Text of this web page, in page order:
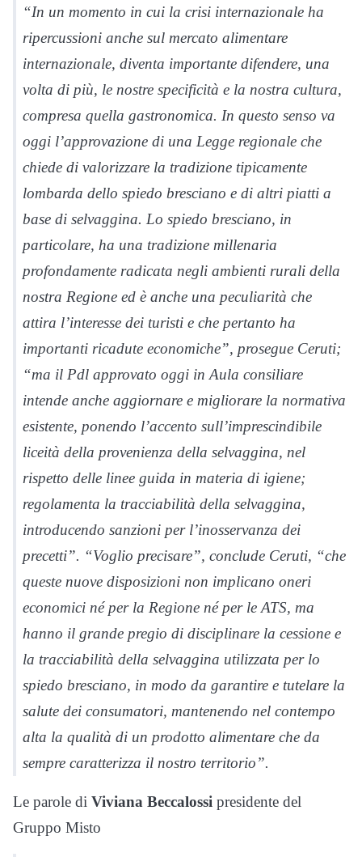
“In un momento in cui la crisi internazionale ha
ripercussioni anche sul mercato alimentare
internazionale, diventa importante difendere, una
volta di più, le nostre specificità e la nostra cultura,
compresa quella gastronomica. In questo senso va
oggi l’approvazione di una Legge regionale che
chiede di valorizzare la tradizione tipicamente
lombarda dello spiedo bresciano e di altri piatti a
base di selvaggina. Lo spiedo bresciano, in
particolare, ha una tradizione millenaria
profondamente radicata negli ambienti rurali della
nostra Regione ed è anche una peculiarità che
attira l’interesse dei turisti e che pertanto ha
importanti ricadute economiche”, prosegue Ceruti;
“ma il Pdl approvato oggi in Aula consiliare
intende anche aggiornare e migliorare la normativa
esistente, ponendo l’accento sull’imprescindibile
liceità della provenienza della selvaggina, nel
rispetto delle linee guida in materia di igiene;
regolamenta la tracciabilità della selvaggina,
introducendo sanzioni per l’inosservanza dei
precetti”. “Voglio precisare”, conclude Ceruti, “che
queste nuove disposizioni non implicano oneri
economici né per la Regione né per le ATS, ma
hanno il grande pregio di disciplinare la cessione e
la tracciabilità della selvaggina utilizzata per lo
spiedo bresciano, in modo da garantire e tutelare la
salute dei consumatori, mantenendo nel contempo
alta la qualità di un prodotto alimentare che da
sempre caratterizza il nostro territorio”.
Le parole di Viviana Beccalossi presidente del
Gruppo Misto